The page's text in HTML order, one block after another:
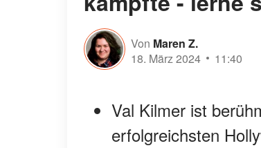
Von Maren Z.
18. März 2024
11:40
Val Kilmer ist
erfolgreichsten